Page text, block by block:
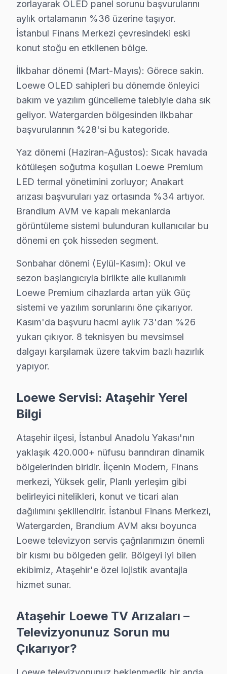
Loewe LED TV'nizin uzun yıllar sorunsuz çalışması
Bakım kapsamımız:
• Ataşehir'de toz ve ısı yönetimi optimizasyonu
• Güç kartı kondansatör ön kontrolü — Ataşehir
• Ataşehir'de ekran pikseli ve renk kalibrasyonu
• Ses sistemi ve hoparlör temizliği — Ataşehir
• Ataşehir'de bağlantı portları ve konektör bakımı
Ataşehir'da düzenli bakım yaptıran müşterilerimizde
Ataşehir Loewe Servis Hizmeti – Yerinde
Ataşehir'de aniden arızalanan Loewe televizyon
Ataşehir'de yerinde servis avantajları:
• Ataşehir'de aynı gün servis randevusu
• Ataşehir'de taşıma masrafı ve riski yok
• Ataşehir'de arıza anında teşhis ve müdahale
• Ataşehir'de 2 yıl işçilik garantisi
Ataşehir'da Loewe yetkili servis kalitesinde hizmet
Loewe TV'lerde Sık Görülen Arızalar
Ataşehir bölgesindeki Loewe kullanıcılarının
OLED panel sorunu: Ataşehir'de Loewe OLED
Anakart arızası: Ataşehir'de Premium sistemini
Ses modülü: Ataşehir'de bu sorunla başvuran
» Ataşehir'de tüm Loewe model ve serilerinde OLED,
Loewe TV Servis Ağımız: Ataşehir Tüm
Ataşehir'de Loewe televizyon servisi arayan tüm
Mustafa Kemal, Örnek, Yeni Çamlıca, Yenisahra,
Aşık Veysel, Atatürk, Barbaros, Esatpaşa,
İçerenköy, İnönü, Kayışdağı, Küçükbakkalköy,
Loewe TV Teknik Rehberi: Panel, Teşhis ve
Loewe televizyonlarınızın tamir işlemi ve
Loewe TV Teknik Profil ve Servis Rehberi
Loewe televizyon'lerde En Sık Karşılaşılan Arızalar
Loewe servisimizde en yaygın yazılım güncelleme
Loewe Servis Yaklaşımımız
zorlayarak OLED panel sorunu başvurularını
aylık ortalamanın %36 üzerine taşıyor.
İstanbul Finans Merkezi çevresindeki eski
konut stoğu en etkilenen bölge.
İlkbahar dönemi (Mart-Mayıs): Görece sakin.
Loewe OLED sahipleri bu dönemde önleyici
bakım ve yazılım güncelleme talebiyle daha sık
geliyor. Watergarden bölgesinden ilkbahar
başvurularının %28'si bu kategoride.
Yaz dönemi (Haziran-Ağustos): Sıcak havada
kötüleşen soğutma koşulları Loewe Premium
LED termal yönetimini zorluyor; Anakart
arızası başvuruları yaz ortasında %34 artıyor.
Brandium AVM ve kapalı mekanlarda
görüntüleme sistemi bulunduran kullanıcılar bu
dönemi en çok hisseden segment.
Sonbahar dönemi (Eylül-Kasım): Okul ve
sezon başlangıcıyla birlikte aile kullanımlı
Loewe Premium cihazlarda artan yük Güç
sistemi ve yazılım sorunlarını öne çıkarıyor.
Kasım'da başvuru hacmi aylık 73'dan %26
yukarı çıkıyor. 8 teknisyen bu mevsimsel
dalgayı karşılamak üzere takvim bazlı hazırlık
yapıyor.
Loewe Servisi: Ataşehir Yerel
Bilgi
Ataşehir ilçesi, İstanbul Anadolu Yakası'nın
yaklaşık 420.000+ nüfusu barındıran dinamik
bölgelerinden biridir. İlçenin Modern, Finans
merkezi, Yüksek gelir, Planlı yerleşim gibi
belirleyici nitelikleri, konut ve ticari alan
dağılımını şekillendirir. İstanbul Finans Merkezi,
Watergarden, Brandium AVM aksı boyunca
Loewe televizyon servis çağrılarımızın önemli
bir kısmı bu bölgeden gelir. Bölgeyi iyi bilen
ekibimiz, Ataşehir'e özel lojistik avantajla
hizmet sunar.
Ataşehir Loewe TV Arızaları –
Televizyonunuz Sorun mu
Çıkarıyor?